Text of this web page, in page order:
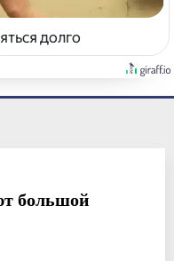
долго
большой